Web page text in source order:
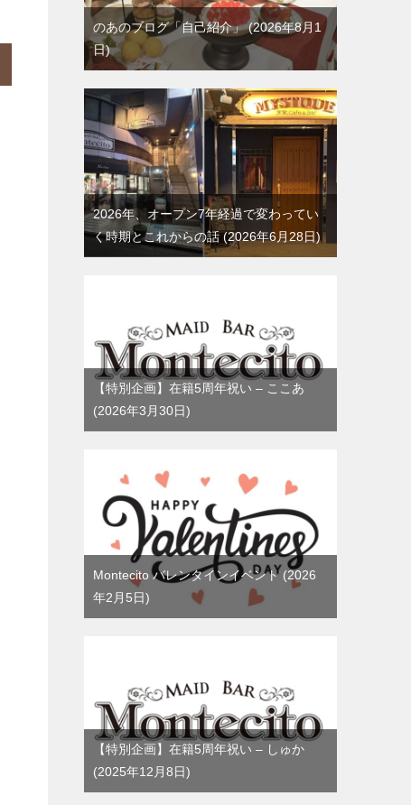
のあのブログ「自己紹介」 2026年8月1
日
2026年、オープン7年経過で変わってい
く時期とこれからの話 2026年6月28日
【特別企画】在籍5周年祝い – ここあ
2026年3月30日
Montecito バレンタインイベント
2026
年2月5日
【特別企画】在籍5周年祝い – しゅか
2025年12月8日